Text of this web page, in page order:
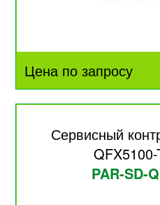
Цена по запросу
Сервисный
PAR-SD-